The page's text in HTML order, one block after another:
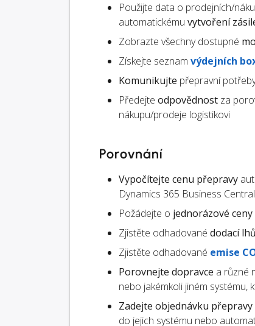
Použijte data o prodejních/
automatickému vytvoření
Zobrazte všechny dostupné
Získejte seznam výdejních
Komunikujte přepravní
Předejte odpovědnost za
nákupu/prodeje logistikovi
Porovnání
Vypočítejte cenu přepravy
Dynamics 365 Business Central
Požádejte o jednorázové ceny
Zjistěte odhadované dodací
Zjistěte odhadované emise
Porovnejte dopravce a různé
nebo jakémkoli jiném systému,
Zadejte objednávku přepravy
do jejich systému nebo